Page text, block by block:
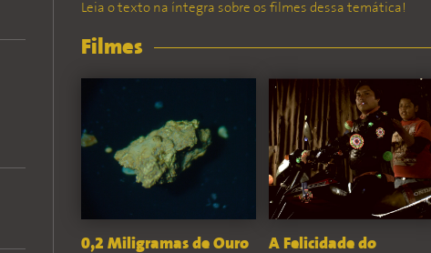
Leia o texto na íntegra sobre os filmes dessa temática!
Filmes
0,2 Miligramas de Ouro
A Felicidade do